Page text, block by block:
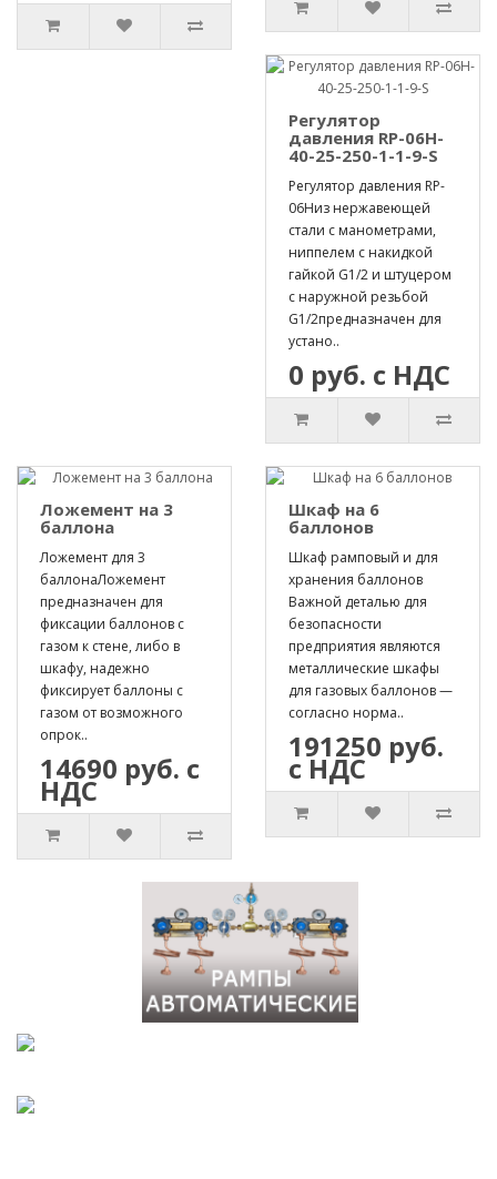
Регулятор
давления RP-06H-
40-25-250-1-1-9-S
Регулятор давления RP-
06Hиз нержавеющей
стали с манометрами,
ниппелем с накидкой
гайкой G1/2 и штуцером
с наружной резьбой
G1/2предназначен для
устано..
0 руб. с НДС
Ложемент на 3
баллона
Ложемент для 3
баллонаЛожемент
предназначен для
фиксации баллонов с
газом к стене, либо в
шкафу, надежно
фиксирует баллоны с
газом от возможного
опрок..
14690 руб. с
НДС
Шкаф на 6
баллонов
Шкаф рамповый и для
хранения баллонов
Важной деталью для
безопасности
предприятия являются
металлические шкафы
для газовых баллонов —
согласно норма..
191250 руб.
с НДС